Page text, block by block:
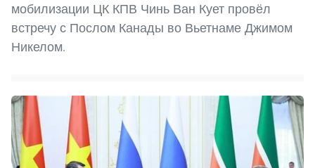
мобилизации ЦК КПВ Чинь Ван Кует провёл
встречу с Послом Канады во Вьетнаме Джимом
Никелом.